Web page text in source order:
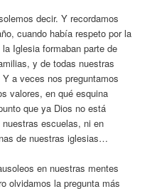
decir. Y recordamos
cuando había respeto por la
Iglesia formaban parte de
y de todas nuestras
a veces nos preguntamos
valores, en qué esquina
que ya Dios no está
escuelas, ni en
de nuestras iglesias…
en nuestras mentes
olvidamos la pregunta más